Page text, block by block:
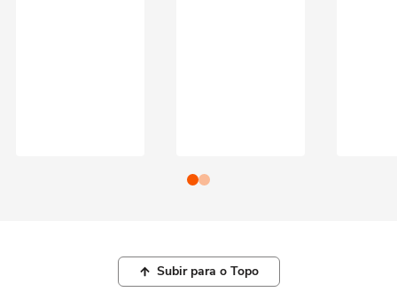
Subir para o Topo